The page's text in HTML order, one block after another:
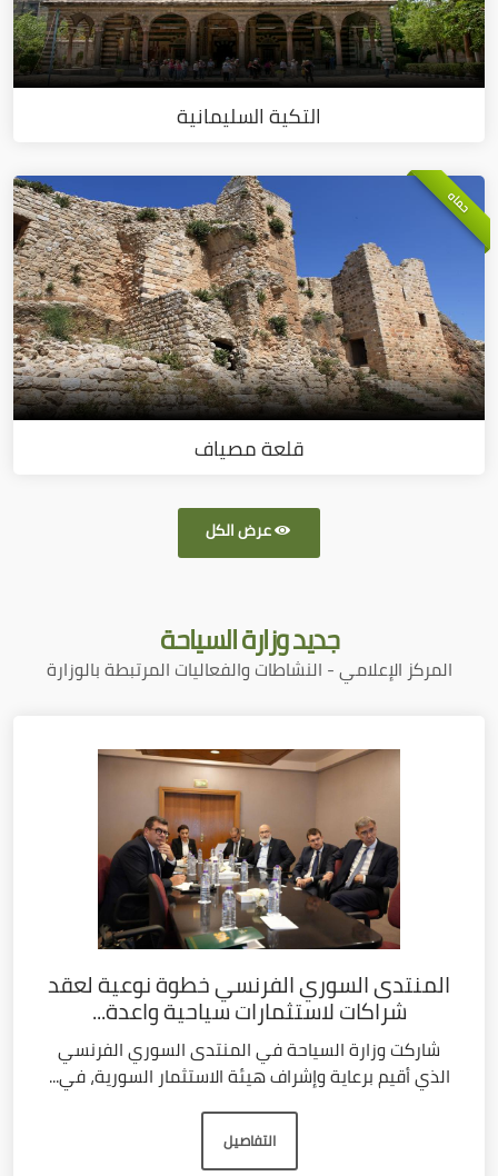
التكية السليمانية
حماه
قلعة مصياف
عرض الكل
جديدوزارة السياحة
المركز الإعلامي - النشاطات والفعاليات المرتبطة بالوزارة
المنتدى السوري الفرنسي خطوة نوعية لعقد
شراكات لاستثمارات سياحية واعدة...
شاركت وزارة السياحة في المنتدى السوري الفرنسي
الذي أقيم برعاية وإشراف هيئة الاستثمار السورية، في...
التفاصيل